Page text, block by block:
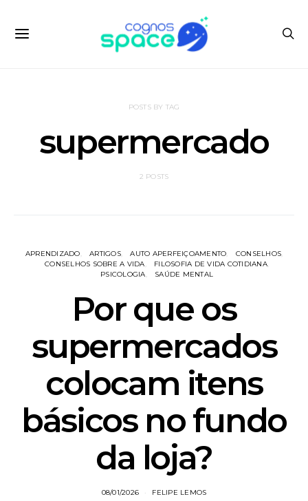
POSTS BY TAG
supermercado
2 POSTS
APRENDIZADO ARTIGOS AUTO APERFEIÇOAMENTO
CONSELHOS
CONSELHOS SOBRE A VIDA
FILOSOFIA DE VIDA COTIDIANA
PSICOLOGIA
SAÚDE MENTAL
Por que os
supermercados
colocam itens
básicos no fundo
da loja?
08/01/2026 FELIPE LEMOS